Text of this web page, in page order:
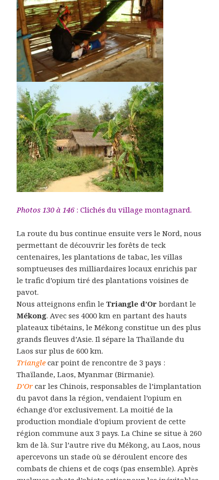
Photos 130 à 146: Clichés du village montagnard.
La route du bus continue ensuite vers le Nord, nous
permettant de découvrir les forêts de teck
centenaires, les plantations de tabac, les villas
somptueuses des milliardaires locaux enrichis par
le trafic d’opium tiré des plantations voisines de
pavot.
Nous atteignons enfin leTriangle d’Or bordant le
Mékong. Avec ses 4000 km en partant des hauts
plateaux tibétains, le Mékong constitue un des plus
grands fleuves d’Asie. Il sépare la Thaïlande du
Laos sur plus de 600 km.
Triangle car point de rencontre de 3 pays :
Thaïlande, Laos, Myanmar (Birmanie).
D’Or car les Chinois, responsables de l’implantation
du pavot dans la région, vendaient l’opium en
échange d’or exclusivement. La moitié de la
production mondiale d’opium provient de cette
région commune aux 3 pays. La Chine se situe à 260
km de là. Sur l’autre rive du Mékong, au Laos, nous
apercevons un stade où se déroulent encore des
combats de chiens et de coqs (pas ensemble). Après